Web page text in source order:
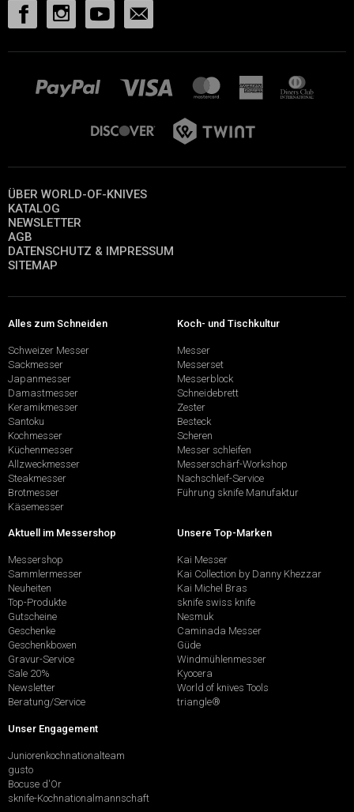
ÜBER WORLD-OF-KNIVES
KATALOG
NEWSLETTER
AGB
DATENSCHUTZ & IMPRESSUM
SITEMAP
Alles zum Schneiden
Schweizer Messer
Sackmesser
Japanmesser
Damastmesser
Keramikmesser
Santoku
Kochmesser
Küchenmesser
Allzweckmesser
Steakmesser
Brotmesser
Käsemesser
Koch- und Tischkultur
Messer
Messerset
Messerblock
Schneidebrett
Zester
Besteck
Scheren
Messer schleifen
Messerschärf-Workshop
Nachschleif-Service
Führung sknife Manufaktur
Aktuell im Messershop
Messershop
Sammlermesser
Neuheiten
Top-Produkte
Gutscheine
Geschenke
Geschenkboxen
Gravur-Service
Sale 20%
Newsletter
Beratung/Service
Unsere Top-Marken
Kai Messer
Kai Collection by Danny Khezzar
Kai Michel Bras
sknife swiss knife
Nesmuk
Caminada Messer
Güde
Windmühlenmesser
Kyocera
World of knives Tools
triangle®
Unser Engagement
Juniorenkochnationalteam
gusto
Bocuse d'Or
sknife-Kochnationalmannschaft